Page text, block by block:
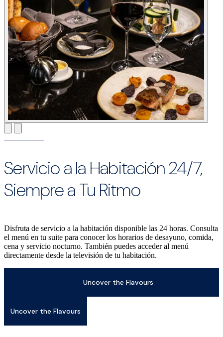
Servicio a la Habitación 24/7,
Siempre a Tu Ritmo
Disfruta de servicio a la habitación disponible las 24 horas. Consulta
el menú en tu suite para conocer los horarios de desayuno, comida,
cena y servicio nocturno. También puedes acceder al menú
directamente desde la televisión de tu habitación.
Uncover the Flavours
Uncover the Flavours